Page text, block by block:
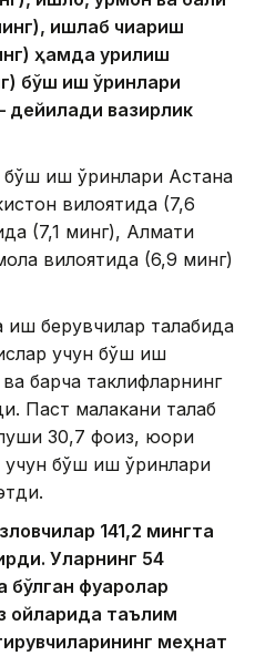
ишлаб чиқариш
ҳамда қурилиш
бўш иш ўринлари
дейилади вазирлик
бўш иш ўринлари Астана
вилоятида (7,6
(7,1 минг), Алмати
вилоятида (6,9 минг)
берувчилар талабида
учун бўш иш
барча таклифларнинг
Паст малакани талаб
30,7 фоиз, юқори
учун бўш иш ўринлари
141,2 мингта
Уларнинг 54
фуқаролар
ойларида таълим
меҳнат